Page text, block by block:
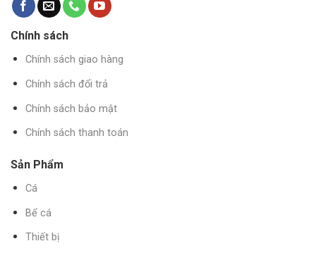
Chính sách
Chính sách giao hàng
Chính sách đổi trả
Chính sách bảo mật
Chính sách thanh toán
Sản Phẩm
Cá
Bể cá
Thiết bị